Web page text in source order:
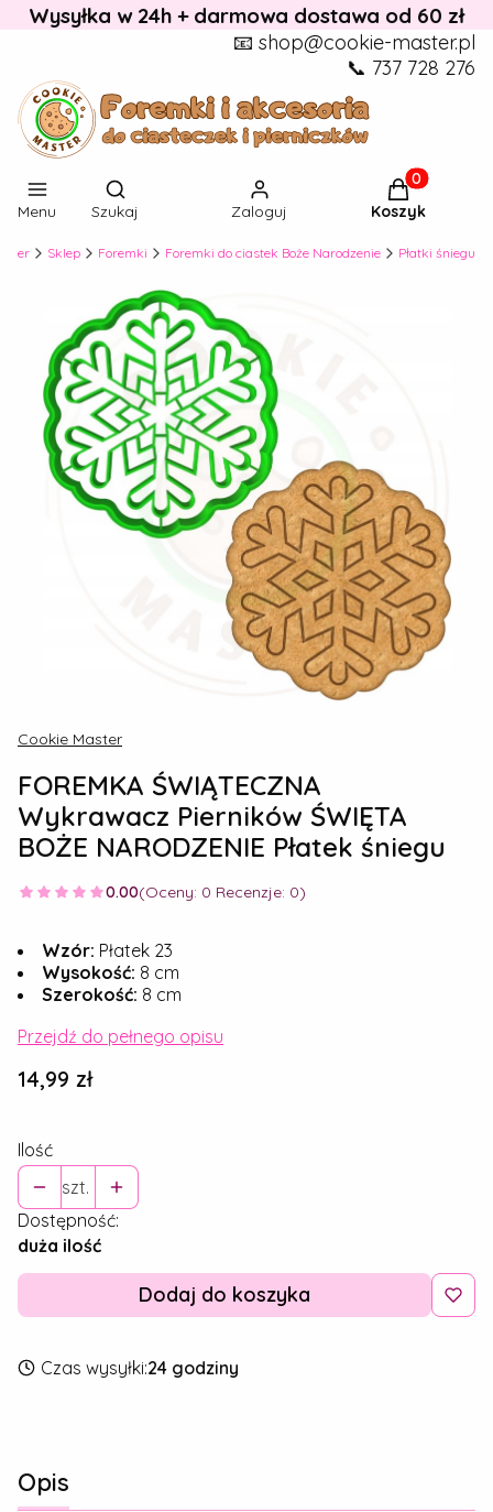
Wysyłka w 24h + darmowa dostawa od 60 zł
📧 shop@cookie-master.pl
📞 737 728 276
Menu
Otwórz wyszukiwarkę
Szukaj Zaloguj
Produkty w
Koszyk
Sklep Foremki Foremki do ciastek Boże Narodzenie Płatki śniegu
Cookie Master
FOREMKA ŚWIĄTECZNA
Wykrawacz Pierników ŚWIĘTA
BOŻE NARODZENIE Płatek śniegu
0.00(Oceny: 0 Recenzje: 0)
Wzór: Płatek 23
Wysokość: 8 cm
Szerokość: 8 cm
Przejdź do pełnego opisu
Cena
14,99 zł
Ilość
szt.
Dostępność:
duża ilość
Dodaj do koszyka
Czas wysyłki:24 godziny
Opis